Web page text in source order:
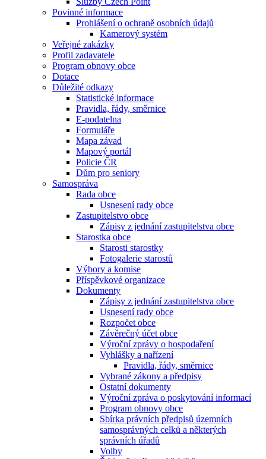
Povinné informace
Prohlášení o ochraně osobních údajů
Kamerový systém
Veřejné zakázky
Profil zadavatele
Program obnovy obce
Dotace
Důležité odkazy
Statistické informace
Pravidla, řády, směrnice
E-podatelna
Formuláře
Mapa závad
Mapový portál
Policie ČR
Dům pro seniory
Samospráva
Rada obce
Usnesení rady obce
Zastupitelstvo obce
Zápisy z jednání zastupitelstva obce
Starostka obce
Starosti starostky
Fotogalerie starostů
Výbory a komise
Příspěvkové organizace
Dokumenty
Zápisy z jednání zastupitelstva obce
Usnesení rady obce
Rozpočet obce
Závěrečný účet obce
Výroční zprávy o hospodaření
Vyhlášky a nařízení
Pravidla, řády, směrnice
Vybrané zákony a předpisy
Ostatní dokumenty
Výroční zpráva o poskytování informací
Program obnovy obce
Sbírka právních předpisů územních
samosprávných celků a některých
správních úřadů
Volby